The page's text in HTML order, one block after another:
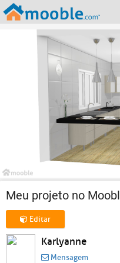
Meu projeto no
Editar
Karlyanne
Mensagem